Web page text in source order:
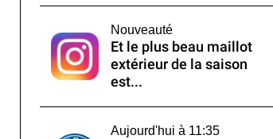
Nouveauté
Et le plus beau maillot
extérieur de la saison
est...
Aujourd'hui à 11:35